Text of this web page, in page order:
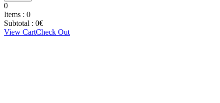
0
Items : 0
Subtotal : 0€
View CartCheck Out